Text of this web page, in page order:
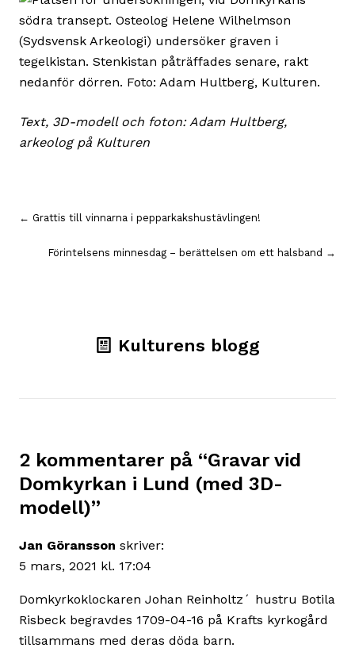
Text, 3D-modell och foton: Adam Hultberg,
arkeolog på Kulturen
Inläggsnavigering
← Grattis till vinnarna i pepparkakshustävlingen!
Förintelsens minnesdag – berättelsen om ett halsband →
Kulturens blogg
2 kommentarer på “Gravar vid
Domkyrkan i Lund (med 3D-
modell)”
Jan Göransson skriver:
5 mars, 2021 kl. 17:04
Domkyrkoklockaren Johan Reinholtz´ hustru Botila
Risbeck begravdes 1709-04-16 på Krafts kyrkogård
tillsammans med deras döda barn.